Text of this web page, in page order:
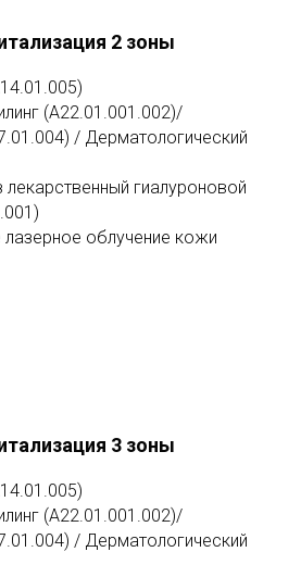
2 зоны
(А22.01.001.002)/
/ Дерматологический
гиалуроновой
лазерное облучение кожи
3 зоны
(А22.01.001.002)/
/ Дерматологический